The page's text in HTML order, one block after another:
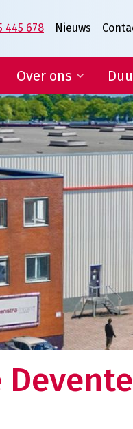
445 678 Nieuws
logistieke keten. Dat
Over ons
Het verhaal van
Veenstra|Fritom
Wat ons beweegt
Vacatures
Lean & Green
Certificeringen
Condities
Over ons
Weten wat ons drijft en
verhaal?